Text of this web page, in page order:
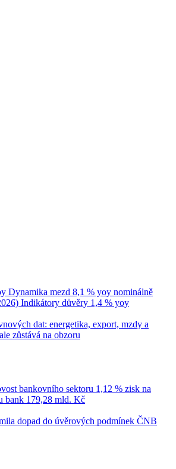
Dynamika mezd 8,1 % yoy nominálně
Indikátory důvěry 1,4 % yoy
dat: energetika, export, mzdy a
zůstává na obzoru
bankovního sektoru 1,12 % zisk na
bank 179,28 mld. Kč
dopad do úvěrových podmínek ČNB